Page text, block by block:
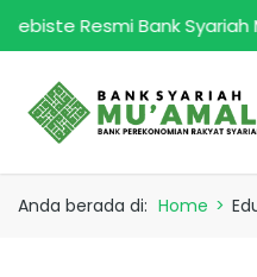
Resmi Bank Syariah
Anda berada di: Home >